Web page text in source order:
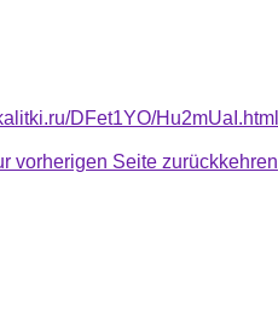
DFet1YO/Hu2mUaI.html
vorherigen Seite zurückkehren